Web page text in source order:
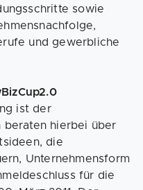
sowie
und gewerbliche
ist der
beraten hierbei über
die
Unternehmensform
für die